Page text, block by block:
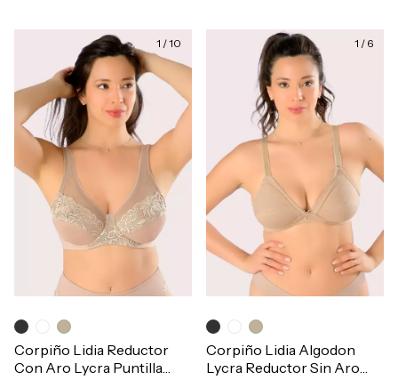
1 /10
Corpiño Lidia Reductor
Con Aro Lycra Puntilla
1 / 6
Corpiño Lidia Algodon
Lycra Reductor Sin Aro